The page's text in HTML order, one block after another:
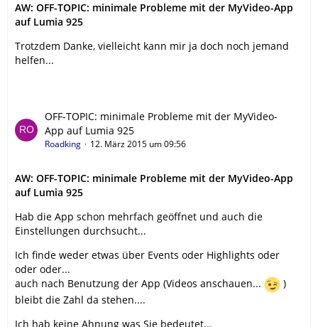
AW: OFF-TOPIC: minimale Probleme mit der MyVideo-App
auf Lumia 925
Trotzdem Danke, vielleicht kann mir ja doch noch jemand
helfen...
OFF-TOPIC: minimale Probleme mit der MyVideo-
App auf Lumia 925
Roadking 12. März 2015 um 09:56
AW: OFF-TOPIC: minimale Probleme mit der MyVideo-App
auf Lumia 925
Hab die App schon mehrfach geöffnet und auch die
Einstellungen durchsucht...
Ich finde weder etwas über Events oder Highlights oder
oder oder...
auch nach Benutzung der App (Videos anschauen...
)
bleibt die Zahl da stehen....
Ich hab keine Ahnung was Sie bedeutet...